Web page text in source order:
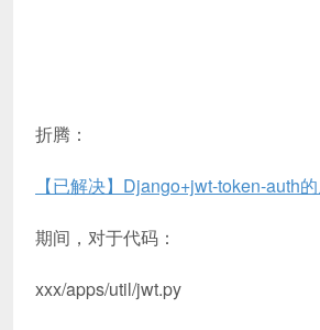
折腾：
【已解决】Django+jwt-token-auth
期间，对于代码：
xxx/apps/util/jwt.py